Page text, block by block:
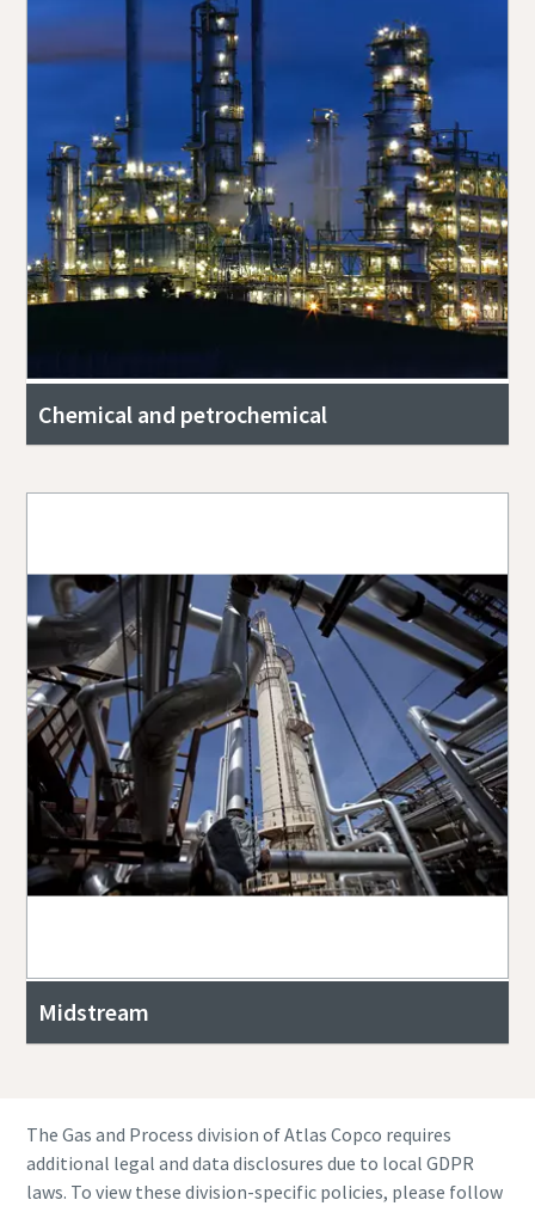
Chemical and petrochemical
Midstream
The Gas and Process division of Atlas Copco requires
additional legal and data disclosures due to local GDPR
laws. To view these division-specific policies, please follow